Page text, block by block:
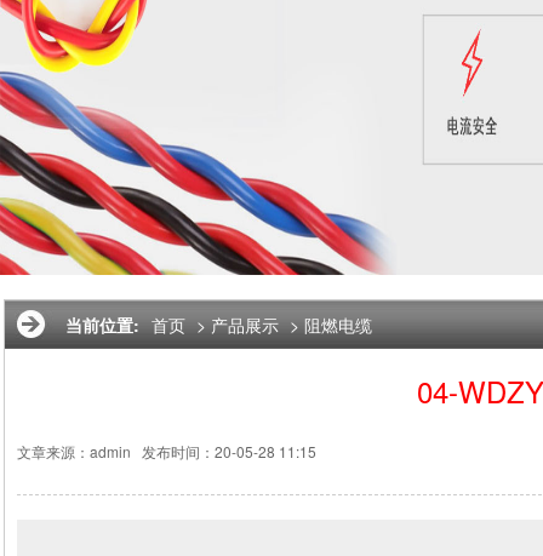
当前位置: 首页 >产品展示 >阻燃电缆
04-
文章来源：admin 发布时间：20-05-28 11:15